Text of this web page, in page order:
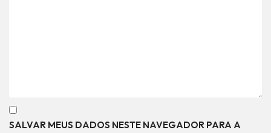
SALVAR MEUS DADOS NESTE NAVEGADOR PARA A